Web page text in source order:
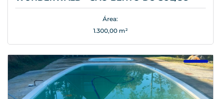
Área:
1.300,00 m²